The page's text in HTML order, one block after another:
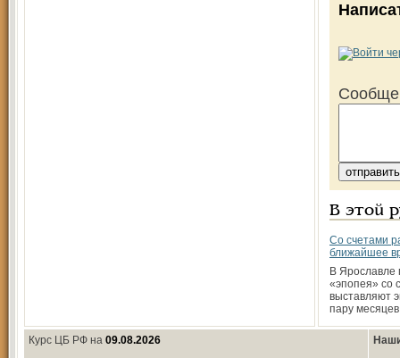
В этой
Со счетами
ближайшее
В Ярославле
«эпопея» со
выставляют
пару
Курс ЦБ РФ на 09.08.2026